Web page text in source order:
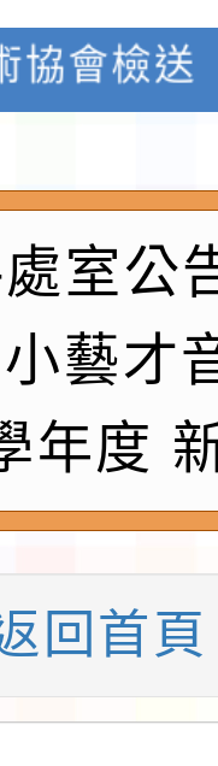
事宜
協會檢送
決賽暨國
」
用，防疫
活動
案入校路
師研習
(星期六
術巡演
大學辦理
簡章
培育課程
中學各
室公
藝才
年度
回首頁